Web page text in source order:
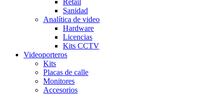
Sanidad
Analítica de video
Hardware
Licencias
Kits CCTV
Videoporteros
Kits
Placas de calle
Monitores
Accesorios